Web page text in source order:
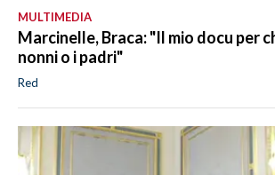
MULTIMEDIA
Marcinelle, Braca: "Il mio docu per
nonni o i padri"
Red